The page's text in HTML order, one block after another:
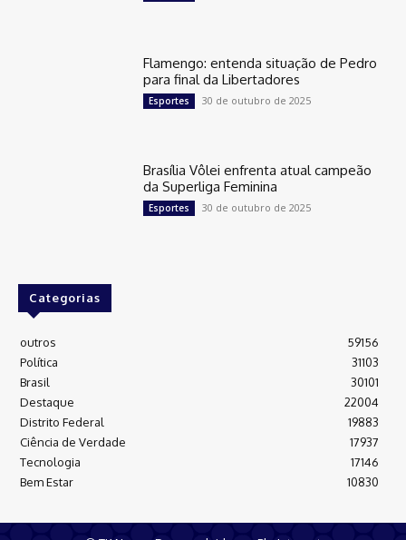
Flamengo: entenda situação de Pedro
para final da Libertadores
Esportes 30 de outubro de 2025
Brasília Vôlei enfrenta atual campeão
da Superliga Feminina
Esportes 30 de outubro de 2025
Categorias
outros
59156
Política
31103
Brasil
30101
Destaque
22004
Distrito Federal
19883
Ciência de Verdade
17937
Tecnologia
17146
Bem Estar
10830